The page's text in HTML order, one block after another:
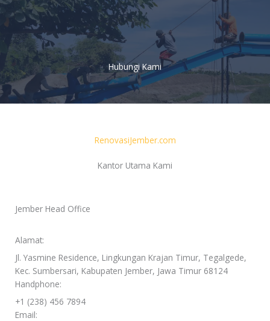
Lewati
konten
Hubungi Kami
RenovasiJember.com
Kantor Utama Kami
Jember Head Office
Alamat:
Jl. Yasmine Residence, Lingkungan Krajan Timur, Tegalgede,
Kec. Sumbersari, Kabupaten Jember, Jawa Timur 68124
Handphone:
+1 (238) 456 7894
Email: